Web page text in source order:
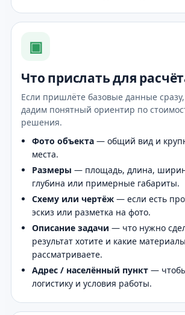
▣
Что прислать для
Если пришлёте базовые данные
дадим понятный ориентир по
решения.
Фото объекта — общий вид и
места.
Размеры — площадь, длина,
глубина или примерные габариты.
Схему или чертёж — если есть
эскиз или разметка на фото.
Описание задачи — что нужно
результат хотите и какие материалы
рассматриваете.
Адрес / населённый пункт —
логистику и условия работы.